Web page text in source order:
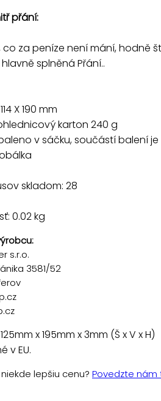
přání:
co za peníze není mání, hodně
splněná Přání..
X 190 mm
karton 240 g
v sáčku, součástí balení je
skladom: 28
0.02 kg
s.r.o.
3581/52
x 195mm x 3mm (Š x V x H)
v EU.
lepšiu cenu? Povedzte nám